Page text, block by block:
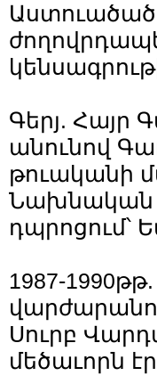
Գերյ. Հայր
անունով
թուականի
Նախնական
դպրոցում՝
1987-
Սուրբ
մեծաւորն